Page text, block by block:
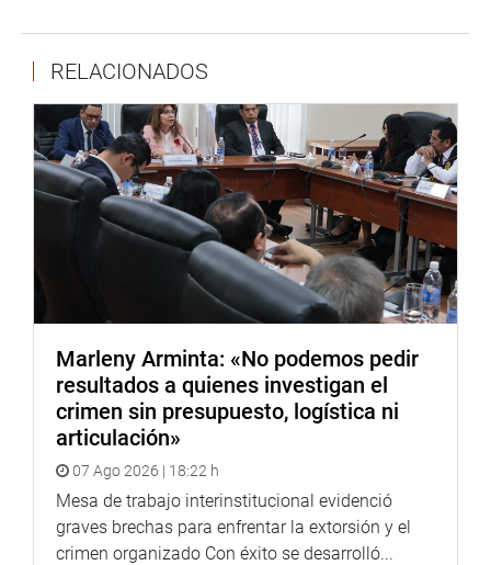
de agua potable y alcantarillado de los PPJJ Villa
Progreso, Las Vegas, Samán, San Francisco de Asís, La
Unión, San Juan de Dios y Ramiro Prialé II – Chiclayo”.
La congresista María Acuña remarcó que la mesa de
trabajo sirvió para escuchar las demandas de los vecinos
de los pueblos jóvenes, además, escuchar las
explicaciones sobre el estado actual de los proyectos y el
cronograma de ejecución de las obras.
DESPACHO DE LA CONGRESISTA MARÍA ACUÑA
PERALTA
RELACIONADOS
Marleny Arminta: «No podemos pedir
resultados a quienes investigan el
crimen sin presupuesto, logística ni
articulación»
07 Ago 2026 | 18:22 h
Mesa de trabajo interinstitucional evidenció
graves brechas para enfrentar la extorsión y el
crimen organizado Con éxito se desarrolló...